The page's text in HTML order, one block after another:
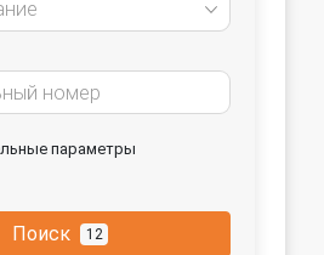
параметры
Поиск 12